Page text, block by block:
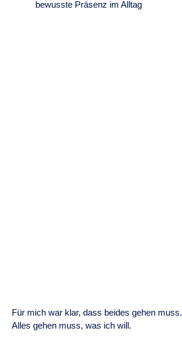
Für mich war klar, dass beides gehen muss.
Alles gehen muss, was ich will.